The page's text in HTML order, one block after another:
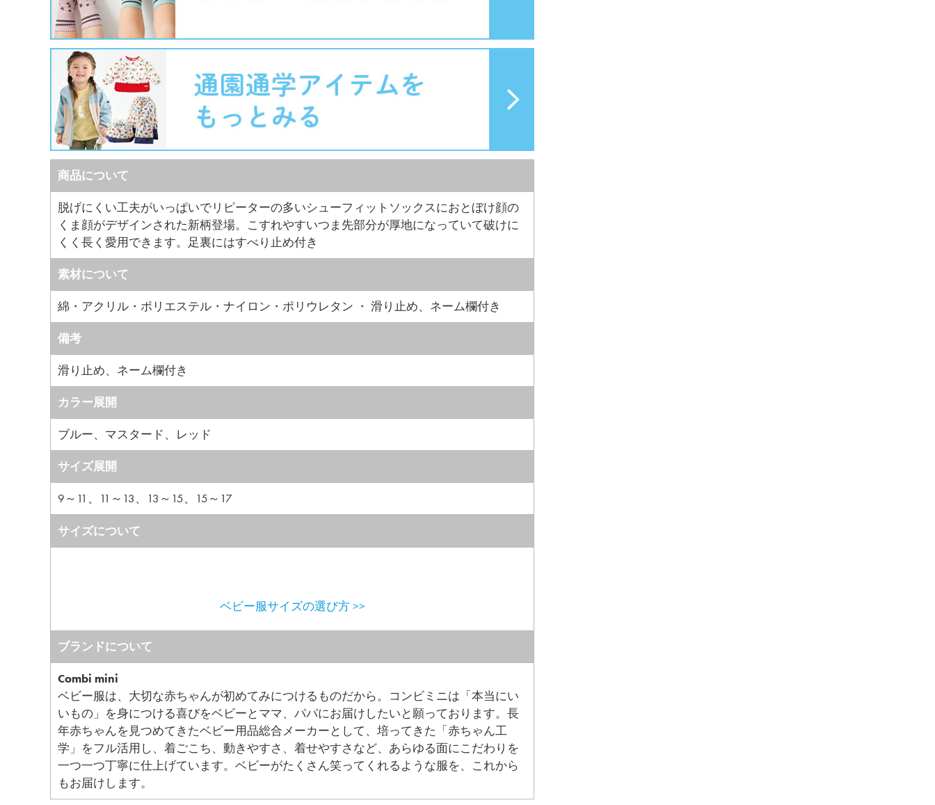
商品について
脱げにくい工夫がいっぱいでリピーターの多いシューフィットソックスにおとぼけ顔の
くま顔がデザインされた新柄登場。こすれやすいつま先部分が厚地になっていて破けに
くく長く愛用できます。足裏にはすべり止め付き
素材について
綿・アクリル・ポリエステル・ナイロン・ポリウレタン ・ 滑り止め、ネーム欄付き
備考
滑り止め、ネーム欄付き
カラー展開
ブルー、マスタード、レッド
サイズ展開
9～11、11～13、13～15、15～17
サイズについて
ベビー服サイズの選び方 >>
ブランドについて
Combi mini
ベビー服は、大切な赤ちゃんが初めてみにつけるものだから。コンビミニは「本当にい
いもの」を身につける喜びをベビーとママ、パパにお届けしたいと願っております。長
年赤ちゃんを見つめてきたベビー用品総合メーカーとして、培ってきた「赤ちゃん工
学」をフル活用し、着ごこち、動きやすさ、着せやすさなど、あらゆる面にこだわりを
一つ一つ丁寧に仕上げています。ベビーがたくさん笑ってくれるような服を、これから
もお届けします。